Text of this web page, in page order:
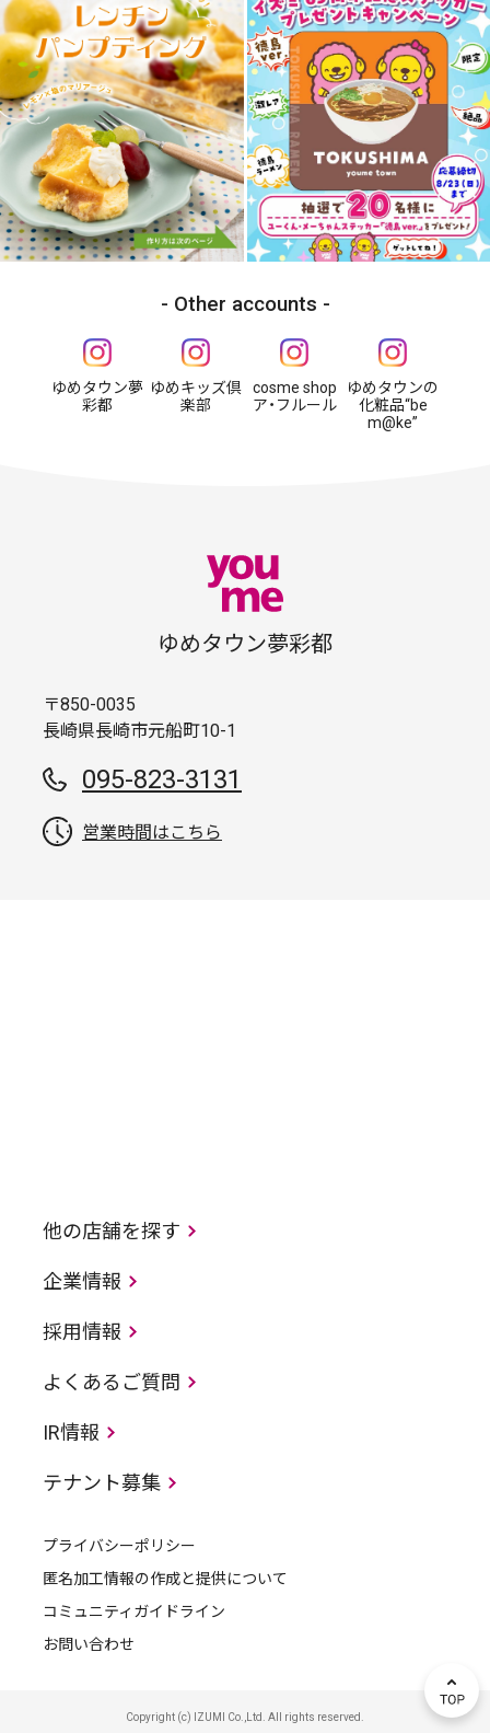
Other accounts
ゆめタウン夢
彩都
ゆめキッズ倶
楽部
cosme shop
ア・フルール
ゆめタウンの
化粧品“be
m@ke”
ゆめタウン夢彩都
〒850-0035
長崎県長崎市元船町10-1
095-823-3131
営業時間はこちら
他の店舗を探す
企業情報
採用情報
よくあるご質問
IR情報
テナント募集
プライバシーポリシー
匿名加工情報の作成と提供について
コミュニティガイドライン
お問い合わせ
Copyright (c) IZUMI Co.,Ltd. All rights reserved.